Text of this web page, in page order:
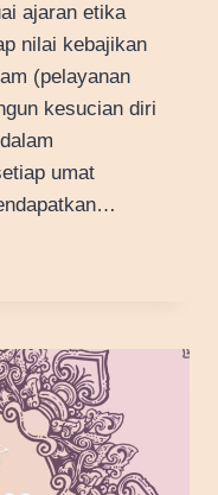
ajaran etika
nilai kebajikan
(pelayanan
kesucian diri
umat